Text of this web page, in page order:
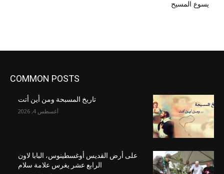
يسوع المسيح
COMMON POSTS
تاريخ المسبحة ومن أين أتت
أغسطس 4, 2026
على أرض القديس أوغسطينوس، البابا لاون
الرابع عشر يغرس علامة سلام